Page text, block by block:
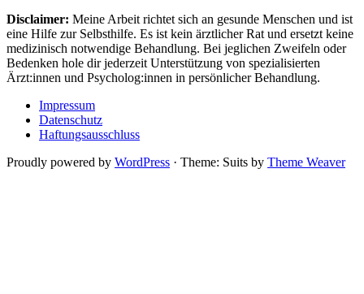
Disclaimer: Meine Arbeit richtet sich an gesunde Menschen und ist
eine Hilfe zur Selbsthilfe. Es ist kein ärztlicher Rat und ersetzt keine
medizinisch notwendige Behandlung. Bei jeglichen Zweifeln oder
Bedenken hole dir jederzeit Unterstützung von spezialisierten
Ärzt:innen und Psycholog:innen in persönlicher Behandlung.
Impressum
Datenschutz
Haftungsausschluss
Proudly powered by WordPress · Theme: Suits by Theme Weaver